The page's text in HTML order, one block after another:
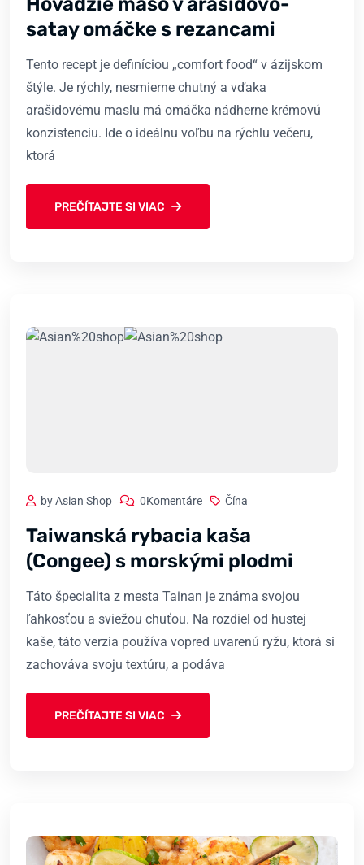
satay omáčke s rezancami
Tento recept je definíciou „comfort food“ v ázijskom
štýle. Je rýchly, nesmierne chutný a vďaka
arašidovému maslu má omáčka nádherne krémovú
konzistenciu. Ide o ideálnu voľbu na rýchlu večeru,
ktorá
PREČÍTAJTE SI VIAC
by Asian Shop 0Komentáre Čína
Taiwanská rybacia kaša
(Congee) s morskými plodmi
Táto špecialita z mesta Tainan je známa svojou
ľahkosťou a sviežou chuťou. Na rozdiel od hustej
kaše, táto verzia používa vopred uvarenú ryžu, ktorá si
zachováva svoju textúru, a podáva
PREČÍTAJTE SI VIAC